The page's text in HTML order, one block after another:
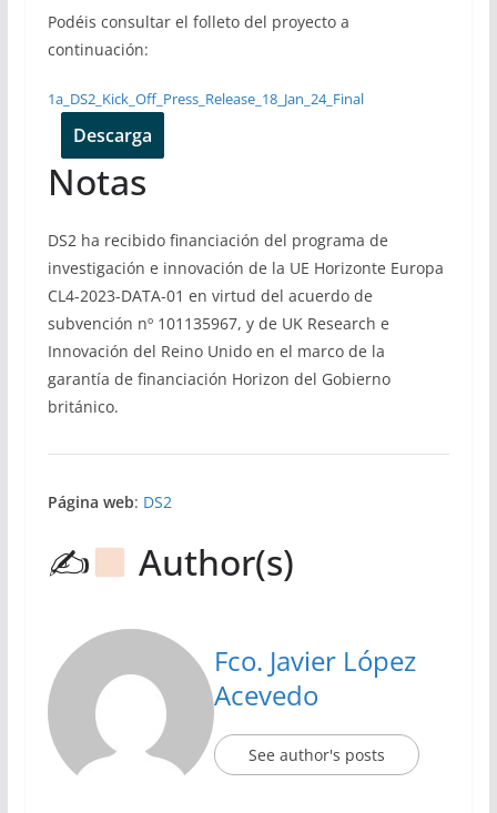
Podéis consultar el folleto del proyecto a
continuación:
1a_DS2_Kick_Off_Press_Release_18_Jan_24_Final
Descarga
Notas
DS2 ha recibido financiación del programa de
investigación e innovación de la UE Horizonte Europa
CL4-2023-DATA-01 en virtud del acuerdo de
subvención nº 101135967, y de UK Research e
Innovación del Reino Unido en el marco de la
garantía de financiación Horizon del Gobierno
británico.
Página web: DS2
✍ Author(s)
Fco. Javier López
Acevedo
See author's posts